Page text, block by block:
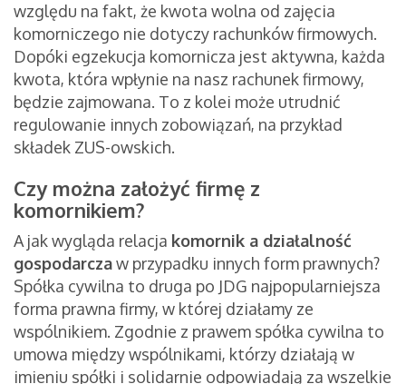
względu na fakt, że kwota wolna od zajęcia
komorniczego nie dotyczy rachunków firmowych.
Dopóki egzekucja komornicza jest aktywna, każda
kwota, która wpłynie na nasz rachunek firmowy,
będzie zajmowana. To z kolei może utrudnić
regulowanie innych zobowiązań, na przykład
składek ZUS-owskich.
Czy można założyć firmę z
komornikiem?
A jak wygląda relacja komornik a działalność
gospodarczaw przypadku innych form prawnych?
Spółka cywilna to druga po JDG najpopularniejsza
forma prawna firmy, w której działamy ze
wspólnikiem. Zgodnie z prawem spółka cywilna to
umowa między wspólnikami, którzy działają w
imieniu spółki i solidarnie odpowiadają za wszelkie